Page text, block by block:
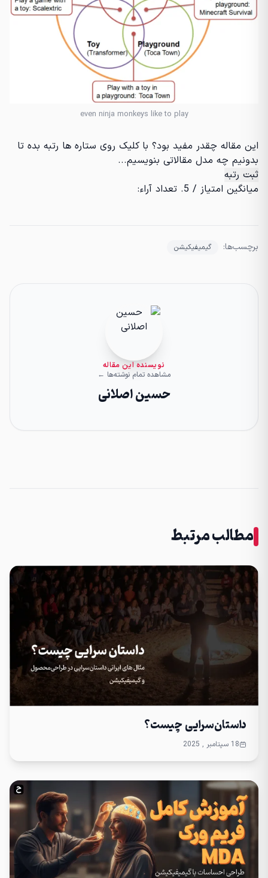
even ninja monkeys like to play
این مقاله چقدر مفید بود؟ با کلیک روی ستاره ها رتبه بده تا
بدونیم چه مدل مقالاتی بنویسیم...
ثبت رتبه
میانگین امتیاز / 5. تعداد آراء:
برچسب‌ها: گیمیفیکیشن
نویسنده این مقاله
مشاهده تمام نوشته‌ها ←
حسین اصلانی
مطالب مرتبط
داستان‌سرایی چیست؟
18 سپتامبر , 2025